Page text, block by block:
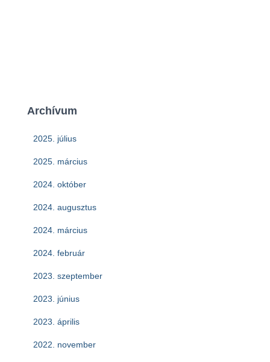
Archívum
2025. július
2025. március
2024. október
2024. augusztus
2024. március
2024. február
2023. szeptember
2023. június
2023. április
2022. november